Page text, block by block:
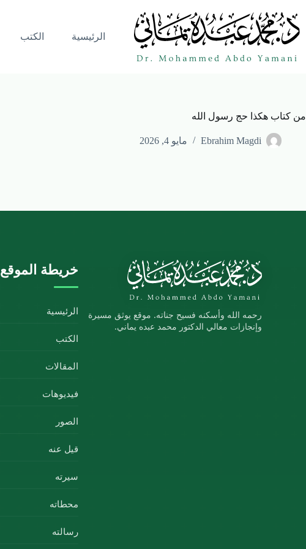
الرئيسية الكتب
من كتاب هكذا حج رسول الله
Ebrahim Magdi مايو 4, 2026
رحمه الله وأسكنه فسيح جناته. موقع يوثق مسيرة
وإنجازات معالي الدكتور محمد عبده يماني.
خريطة الموقع
الرئيسية
الكتب
المقالات
فيديوهات
الصور
قيل عنه
سيرته
محطاته
رسالته